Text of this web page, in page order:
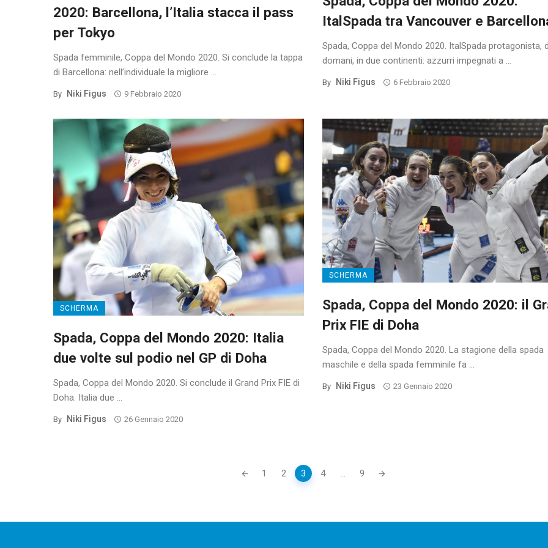
2020: Barcellona, l’Italia stacca il pass
per Tokyo
Spada femminile, Coppa del Mondo 2020. Si conclude la tappa
di Barcellona: nell’individuale la migliore ...
By Niki Figus 9 Febbraio 2020
ItalSpada tra Vancouver e
Spada, Coppa del Mondo 2020. ItalSpada protagonista,
domani, in due continenti: azzurri impegnati a ...
By Niki Figus 6 Febbraio 2020
SCHERMA
Spada, Coppa del Mondo 2020: Italia
due volte sul podio nel GP di Doha
Spada, Coppa del Mondo 2020. Si conclude il Grand Prix FIE di
Doha. Italia due ...
By Niki Figus 26 Gennaio 2020
SCHERMA
Spada, Coppa del Mondo 2020: il
Prix FIE di Doha
Spada, Coppa del Mondo 2020. La stagione della spada
maschile e della spada femminile fa ...
By Niki Figus 23 Gennaio 2020
1 2 3 4 ... 9